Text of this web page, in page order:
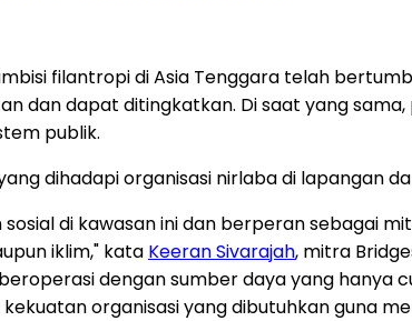
filantropi di Asia Tenggara telah
dan dapat ditingkatkan. Di saat yang
publik.
dihadapi organisasi nirlaba di lapangan
di kawasan ini dan berperan sebagai
iklim," kata Keeran Sivarajah, mitra
dengan sumber daya yang
organisasi yang dibutuhkan guna